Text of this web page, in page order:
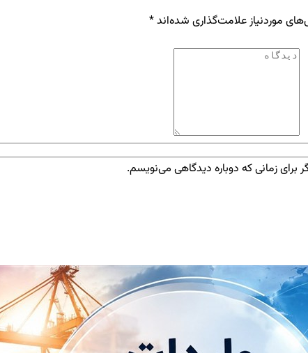
موردنیاز علامت‌گذاری شده‌اند*
برای زمانی که دوباره دیدگاهی می‌نویسم.